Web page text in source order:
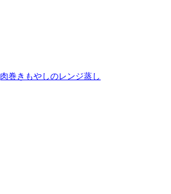
肉巻きもやしのレンジ蒸し